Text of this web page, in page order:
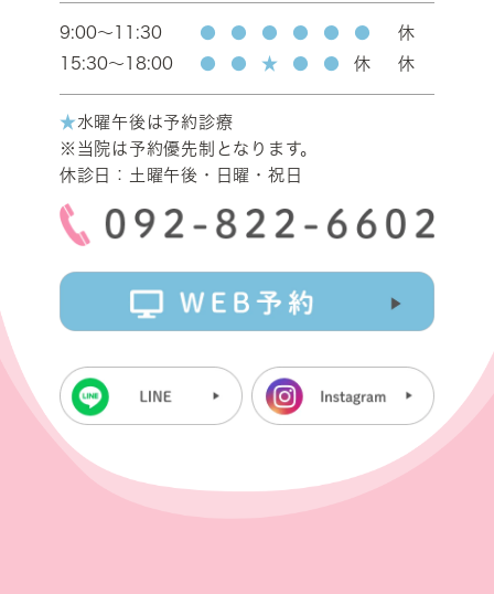
9:00～11:30 ● ● ● ● ● ●
休
15:30～18:00
● ● ★ ● ● 休 休
★水曜午後は予約診療
※当院は予約優先制となります。
休診日：土曜午後・日曜・祝日